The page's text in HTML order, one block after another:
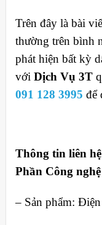
Trên đây là bài
thường trên bình
phát hiện bất kỳ
vớiDịch Vụ 3T
091 128 3995 để
Thông tin liên
Phần Công
– Sản phẩm: